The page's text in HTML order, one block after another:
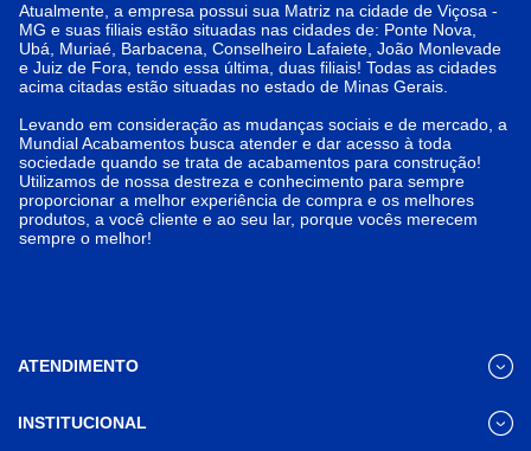
Atualmente, a empresa possui sua Matriz na cidade de Viçosa -
MG e suas filiais estão situadas nas cidades de: Ponte Nova,
Ubá, Muriaé, Barbacena, Conselheiro Lafaiete, João Monlevade
e Juiz de Fora, tendo essa última, duas filiais! Todas as cidades
acima citadas estão situadas no estado de Minas Gerais.
Levando em consideração as mudanças sociais e de mercado, a
Mundial Acabamentos busca atender e dar acesso à toda
sociedade quando se trata de acabamentos para construção!
Utilizamos de nossa destreza e conhecimento para sempre
proporcionar a melhor experiência de compra e os melhores
produtos, a você cliente e ao seu lar, porque vocês merecem
sempre o melhor!
ATENDIMENTO
INSTITUCIONAL